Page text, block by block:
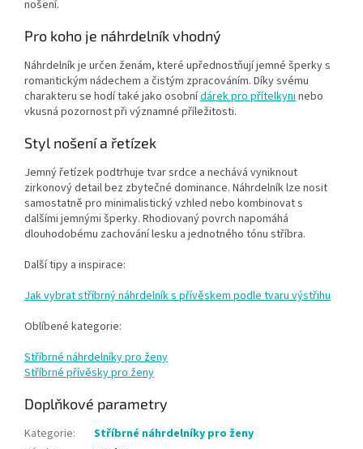
nošení.
Pro koho je náhrdelník vhodný
Náhrdelník je určen ženám, které upřednostňují jemné šperky s
romantickým nádechem a čistým zpracováním. Díky svému
charakteru se hodí také jako osobnídárek pro přítelkyni nebo
vkusná pozornost při významné příležitosti.
Styl nošení a řetízek
Jemný řetízek podtrhuje tvar srdce a nechává vyniknout
zirkonový detail bez zbytečné dominance. Náhrdelník lze nosit
samostatně pro minimalistický vzhled nebo kombinovat s
dalšími jemnými šperky. Rhodiovaný povrch napomáhá
dlouhodobému zachování lesku a jednotného tónu stříbra.
Další tipy a inspirace:
Jak vybrat stříbrný náhrdelník s přívěskem podle tvaru výstřihu
Oblíbené kategorie:
Stříbrné náhrdelníky pro ženy
Stříbrné přívěsky pro ženy
Doplňkové parametry
Kategorie:
Stříbrné náhrdelníky pro ženy